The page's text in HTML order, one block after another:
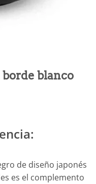
blanco
de diseño japonés
es el complemento